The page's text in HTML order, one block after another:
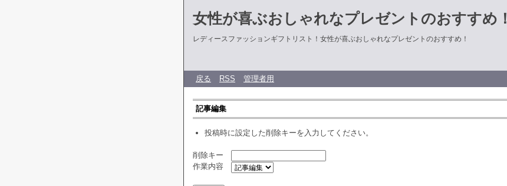
女性が喜ぶおしゃれなプレゼントのおすすめ！
レディースファッションギフトリスト！女性が喜ぶおしゃれなプレゼントのおすすめ！
戻る RSS 管理者用
記事編集
投稿時に設定した削除キーを入力してください。
削除キー
作業内容